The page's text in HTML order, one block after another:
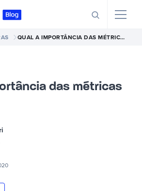
QUAL A IMPORTÂNCIA DAS MÉTRICAS SAAS?
das métricas